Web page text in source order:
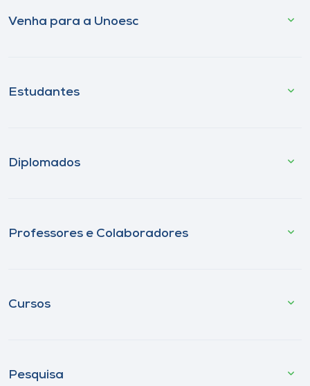
Venha para a Unoesc
Estudantes
Diplomados
Professores e Colaboradores
Cursos
Pesquisa